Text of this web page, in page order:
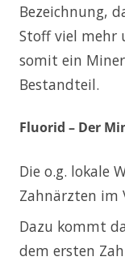
Bezeichnung,
Stoff viel mehr
somit ein
Bestandteil.
Fluorid – Der
Die o.g. lokale
Zahnärzten im
Dazu kommt
dem ersten